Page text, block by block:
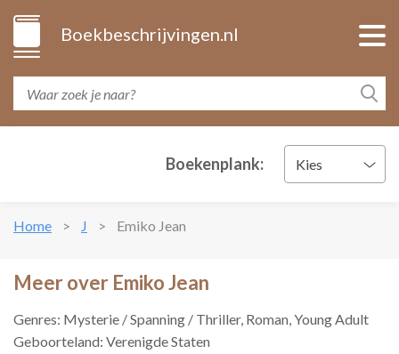
Boekbeschrijvingen.nl
Boekenplank: Kies
Home J Emiko Jean
Meer over Emiko Jean
Genres: Mysterie / Spanning / Thriller, Roman, Young Adult
Geboorteland: Verenigde Staten